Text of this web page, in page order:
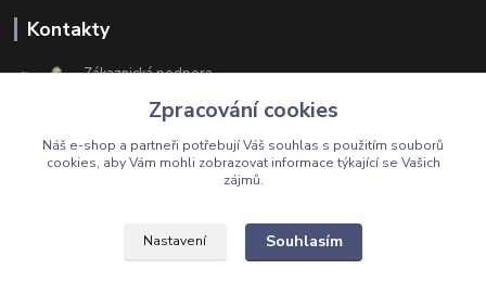
Kontakty
Zákaznická podpora
+420 603 174 975
Po-Čt, 8-16 hod. Pá 8-14 hod.
Upravit sběr cookies.
Zpracování cookies
Náš e-shop a partneři potřebují Váš souhlas s použitím souborů
cookies, aby Vám mohli zobrazovat informace týkající se Vašich
zájmů.
Nastavení Souhlasím